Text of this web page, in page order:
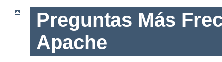
Preguntas Más
Apache